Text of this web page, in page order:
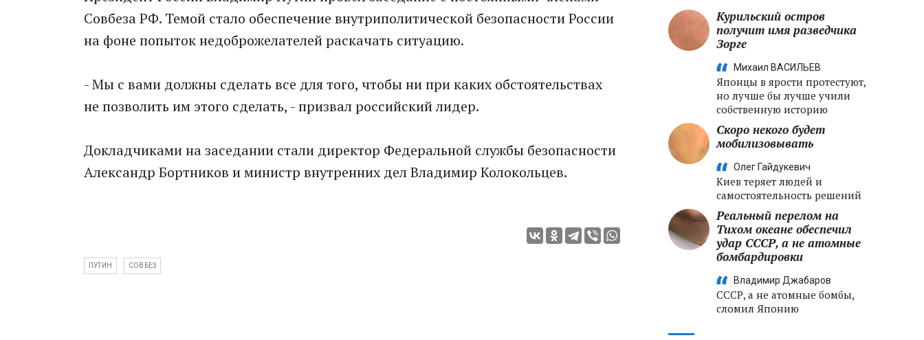
Совбеза РФ. Темой стало обеспечение внутриполитической безопасности России
на фоне попыток недоброжелателей раскачать ситуацию.
- Мы с вами должны сделать все для того, чтобы ни при каких обстоятельствах
не позволить им этого сделать, - призвал российский лидер.
Докладчиками на заседании стали директор Федеральной службы безопасности
Александр Бортников и министр внутренних дел Владимир Колокольцев.
ПУТИН СОВБЕЗ
Курильский остров
получит имя разведчика
Зорге
Михаил ВАСИЛЬЕВ
Японцы в ярости протестуют,
но лучше бы лучше учили
собственную историю
Скоро некого будет
мобилизовывать
Олег Гайдукевич
Киев теряет людей и
самостоятельность решений
Реальный перелом на
Тихом океане обеспечил
удар СССР, а не атомные
бомбардировки
Владимир Джабаров
СССР, а не атомные бомбы,
сломил Японию